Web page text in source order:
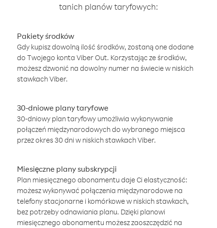
tanich planów taryfowych:
Pakiety środków
Gdy kupisz dowolną ilość środków, zostaną one dodane
do Twojego konta Viber Out. Korzystając ze środków,
możesz dzwonić na dowolny numer na świecie w niskich
stawkach Viber.
30-dniowe plany taryfowe
30-dniowy plan taryfowy umożliwia wykonywanie
połączeń międzynarodowych do wybranego miejsca
przez okres 30 dni w niskich stawkach Viber.
Miesięczne plany subskrypcji
Plan miesięcznego abonamentu daje Ci elastyczność:
możesz wykonywać połączenia międzynarodowe na
telefony stacjonarne i komórkowe w niskich stawkach,
bez potrzeby odnawiania planu. Dzięki planowi
miesięcznego abonamentu możesz zaoszczędzić na